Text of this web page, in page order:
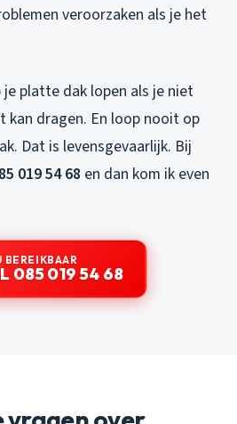
veroorzaken als je het
platte dak lopen als je niet
dragen. En loop nooit op
Dat is levensgevaarlijk. Bij
019 54 68 en dan kom ik even
BEREIKBAAR
085 019 54 68